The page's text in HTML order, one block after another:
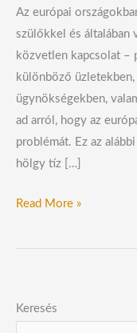
Az európai
szülőkkel és általában
közvetlen kapcsolat –
különböző
ügynökségekben,
ad arról, hogy az
problémát. Ez az
hölgy tíz […]
Read More »
Keresés